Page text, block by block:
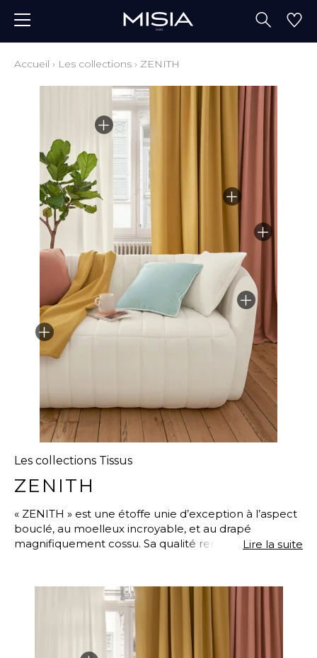
Accueil › Les collections › ZENITH
Les collections Tissus
ZENITH
« ZENITH » est une étoffe unie d’exception à l’aspect
bouclé, au moelleux incroyable, et au drapé
magnifiquement cossu. Sa qualité remarquable
doublée de son poids (450 GSM), lui procurent un
tombé idéal pour la confection de rideaux ou de
sièges.Cet uni tout à fait singulier est simple à
travailler et à coordonner, sa composition polyester
et coton lui confère une grande facilité d’entretien.
Lire la suite